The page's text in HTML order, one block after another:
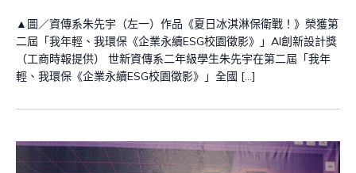
▲圖／資傳系朱先宇（左一）作品《夏日冰淇淋保衛戰！》榮獲第
二屆「我年輕、我環保《企業永續ESG校園徵影》」AI創新設計獎
（工商時報提供） 世新資傳系二年級學生朱先宇在第二屆「我年
輕、我環保《企業永續ESG校園徵影》」全國 […]